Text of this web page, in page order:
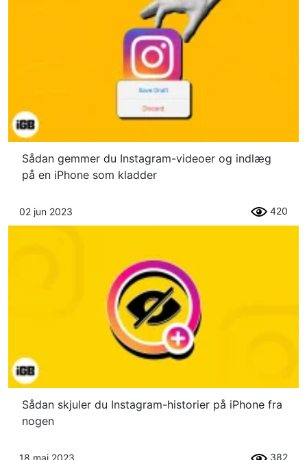
Sådan gemmer du Instagram-videoer og indlæg
på en iPhone som kladder
02 jun 2023 420
Sådan skjuler du Instagram-historier på iPhone fra
nogen
382